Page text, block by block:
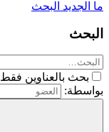
ما الجديد البحث
البحث
بحث بالعناوين فقط
بواسطة: